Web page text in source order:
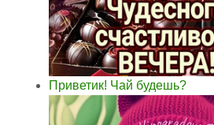
Приветик! Чай будешь?